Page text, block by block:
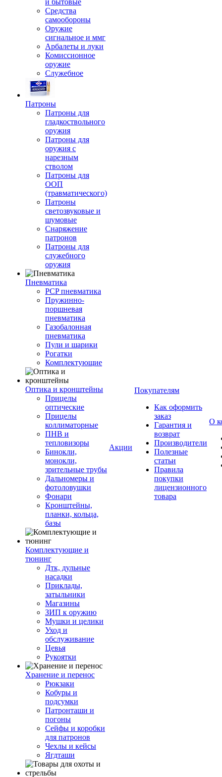
и бытовые
Средства
самообороны
Оружие
сигнальное и ммг
Арбалеты и луки
Комиссионное
оружие
Служебное
Патроны
Патроны для
гладкоствольного
оружия
Патроны для
оружия с
нарезным
стволом
Патроны для
ООП
(травматического)
Патроны
светозвуковые и
шумовые
Снаряжение
патронов
Патроны для
служебного
оружия
Пневматика
PCP пневматика
Пружинно-
поршневая
пневматика
Газобалонная
пневматика
Пули и шарики
Рогатки
Комплектующие
Оптика и кронштейны
Прицелы
оптические
Прицелы
коллиматорные
ПНВ и
тепловизоры
Бинокли,
монокли,
зрительные трубы
Дальномеры и
фотоловушки
Фонари
Кронштейны,
планки, кольца,
базы
Комплектующие и
тюнинг
Дтк, дульные
насадки
Приклады,
затыльники
Магазины
ЗИП к оружию
Мушки и целики
Уход и
обслуживание
Цевья
Рукоятки
Хранение и перенос
Рюкзаки
Кобуры и
подсумки
Патронташи и
погоны
Сейфы и коробки
для патронов
Чехлы и кейсы
Ягдташи
Акции
Покупателям
Как оформить
заказ
Гарантия и
возврат
Производители
Полезные
статьи
Правила
покупки
лицензионного
товара
О